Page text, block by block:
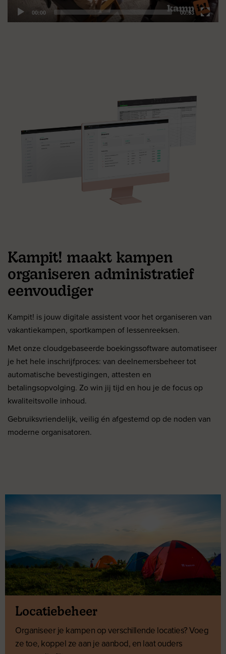
00:00 00:53
Kampit! maakt kampen
organiseren administratief
eenvoudiger
Kampit! is jouw digitale assistent voor het organiseren van
vakantiekampen, sportkampen of lessenreeksen.
Met onze cloudgebaseerde boekingssoftware automatiseer
je het hele inschrijfproces: van deelnemersbeheer tot
automatische bevestigingen, attesten en
betalingsopvolging. Zo win jij tijd en hou je de focus op
kwaliteitsvolle inhoud.
Gebruiksvriendelijk, veilig én afgestemd op de noden van
moderne organisatoren.
Locatiebeheer
Organiseer je kampen op verschillende locaties? Voeg
ze toe, koppel ze aan je aanbod, en laat ouders